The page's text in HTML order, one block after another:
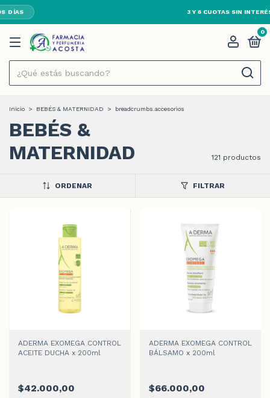
ABIERTO 24HS · TODOS LOS DÍAS
0
Inicio > BEBÉS & MATERNIDAD > breadcrumbs.accesorios
BEBÉS &
MATERNIDAD
121 productos
ORDENAR FILTRAR
ADERMA EXOMEGA CONTROL
ACEITE DUCHA x 200ml
$42.000,00
ADERMA EXOMEGA CONTROL
BÁLSAMO x 200ml
$66.000,00